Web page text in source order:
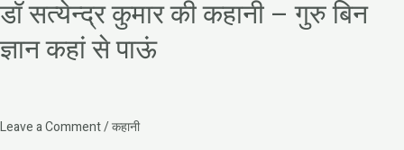
डॉ सत्येन्द्र कुमार की कहानी – गुरु बिन
ज्ञान कहां से पाऊं
Leave a Comment/कहानी